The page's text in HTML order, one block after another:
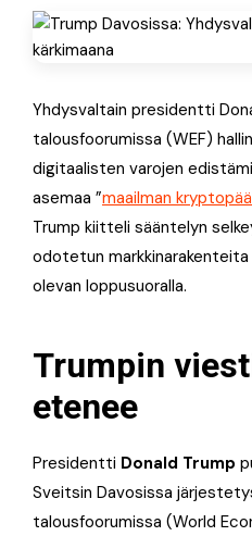
Yhdysvaltain presidentti
talousfoorumissa (WEF)
digitaalisten varojen
asemaa ”maailman
Trump kiitteli sääntelyn
odotetun markkinarakenteita
olevan loppusuoralla.
Trumpin
etenee
Presidentti Donald Trump
Sveitsin Davosissa
talousfoorumissa (World